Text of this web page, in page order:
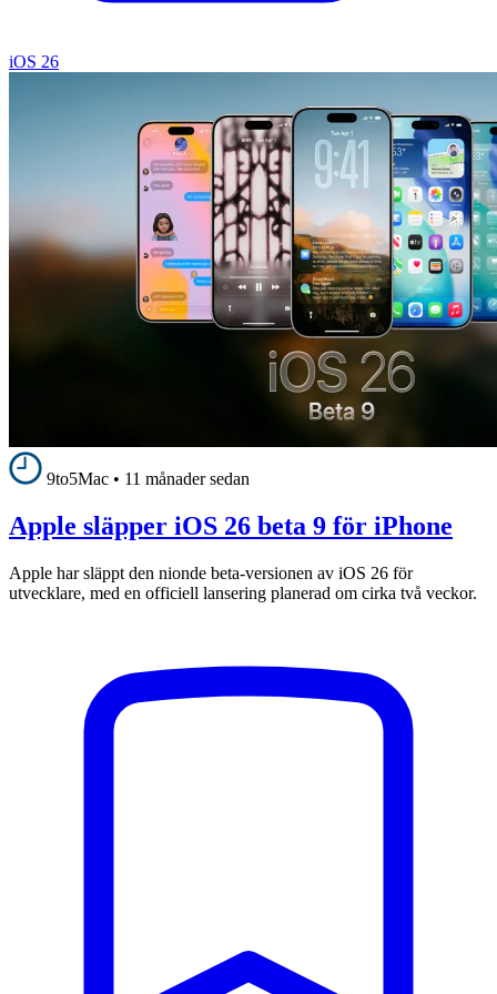
iOS 26
9to5Mac • 11 månader sedan
Apple släpper iOS 26 beta 9 för iPhone
Apple har släppt den nionde beta-versionen av iOS 26 för
utvecklare, med en officiell lansering planerad om cirka två veckor.